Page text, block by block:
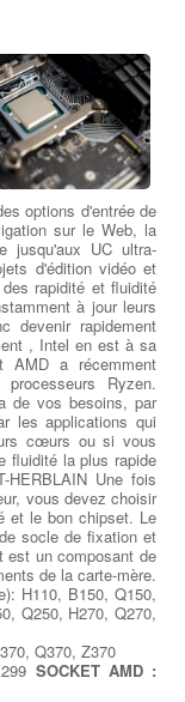
ATX standard pour
-Recherche de
et 1200 watts-
pour PC sur Bloc
de la ventilation
Remplacer des
Pcie
:Ajout
: Nous
ou rajoutons la carte
adaptée à la
de votre
: une Carte
FireWire 800 (Carte
une Carte
contrôleur Raid, des
8644, une Carte
contrôleur Série
soundblaster 5.1
Ethernet gigabit
options d'entrée de
sur le Web, la
jusqu'aux UC ultra-
d'édition vidéo et
rapidité et fluidité
à jour leurs
devenir rapidement
, Intel en est à sa
AMD a récemment
Ryzen.
de vos besoins, par
les applications qui
cœurs ou si vous
fluidité la plus rapide
HERBLAIN Une fois
vous devez choisir
et le bon chipset. Le
socle de fixation et
est un composant de
de la carte-mère.
H110, B150, Q150,
Q250, H270, Q270,
Q370, Z370
SOCKET AMD :